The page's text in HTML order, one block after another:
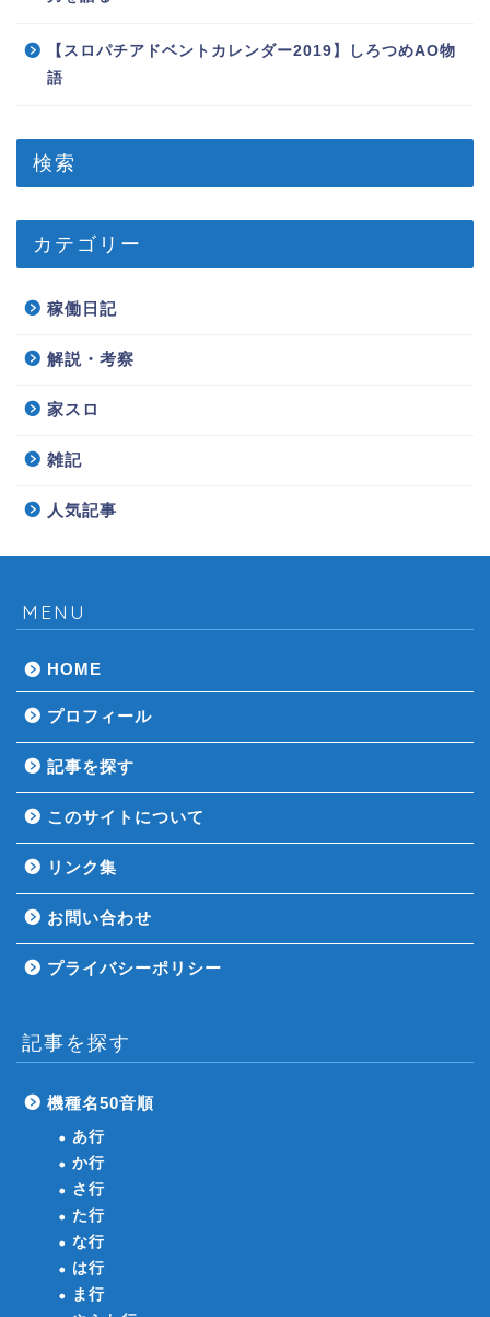
【スロパチアドベントカレンダー2019】しろつめAO物
語
検索
カテゴリー
稼働日記
解説・考察
家スロ
雑記
人気記事
MENU
HOME
プロフィール
記事を探す
このサイトについて
リンク集
お問い合わせ
プライバシーポリシー
記事を探す
機種名50音順
あ行
か行
さ行
た行
な行
は行
ま行